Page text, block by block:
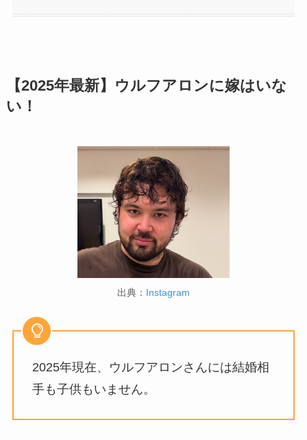
【2025年最新】ウルフアロンに嫁はいな
い！
出典： Instagram
2025年現在、ウルフアロンさんには結婚相
手も子供もいません。